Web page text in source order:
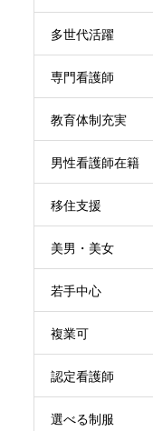
多世代活躍
専門看護師
教育体制充実
男性看護師在籍
移住支援
美男・美女
若手中心
複業可
認定看護師
選べる制服